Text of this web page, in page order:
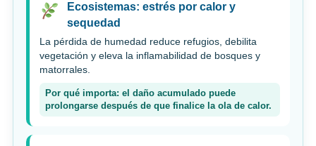
Ecosistemas: estrés por calor y
sequedad
La pérdida de humedad reduce refugios, debilita
vegetación y eleva la inflamabilidad de bosques y
matorrales.
Por qué importa: el daño acumulado puede
prolongarse después de que finalice la ola de calor.